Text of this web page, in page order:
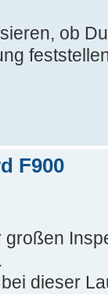
ob
F900
dieser